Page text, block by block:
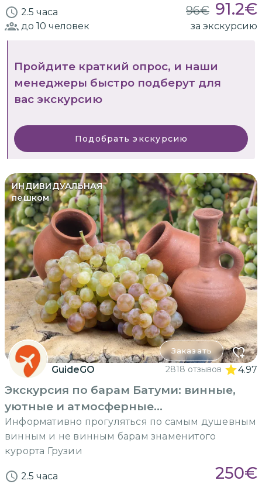
2.5 часа 96€ 91.2€
до 10 человек за экскурсию
Пройдите краткий опрос, и наши
менеджеры быстро подберут для
вас экскурсию
Подобрать экскурсию
ИНДИВИДУАЛЬНАЯ
пешком
Заказать
GuideGO 2818 отзывов 4.97
Экскурсия по барам Батуми: винные,
уютные и атмосферные...
Информативно прогуляться по самым душевным
винным и не винным барам знаменитого
курорта Грузии
2.5 часа 250€